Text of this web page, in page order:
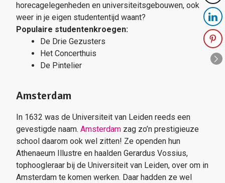
horecagelegenheden en universiteitsgebouwen, ook
weer in je eigen studententijd waant?
Populaire studentenkroegen:
De Drie Gezusters
Het Concerthuis
De Pintelier
Amsterdam
In 1632 was de Universiteit van Leiden reeds een
gevestigde naam. Amsterdam zag zo’n prestigieuze
school daarom ook wel zitten! Ze openden hun
Athenaeum Illustre en haalden Gerardus Vossius,
tophoogleraar bij de Universiteit van Leiden, over om in
Amsterdam te komen werken. Daar hadden ze wel